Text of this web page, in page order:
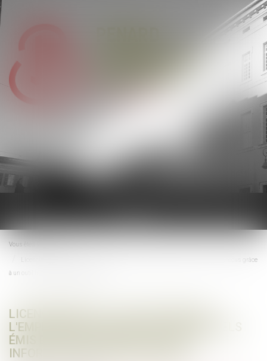
le
menu
Vous êtes ici :
Licenciement et utilisation par l'employeur de messages personnels émis et reçus grâce
à un outil informatique professionnel
LICENCIEMENT ET UTILISATION PAR
L'EMPLOYEUR DE MESSAGES PERSONNELS
ÉMIS ET REÇUS GRÂCE À UN OUTIL
INFORMATIQUE PROFESSIONNEL